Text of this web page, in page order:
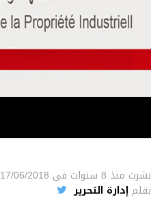
نشرت منذ 8 سنوات فى 17/06/2018
بقلم إدارة التحرير